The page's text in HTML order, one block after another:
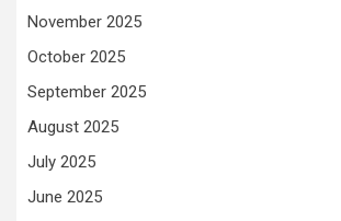
November 2025
October 2025
September 2025
August 2025
July 2025
June 2025